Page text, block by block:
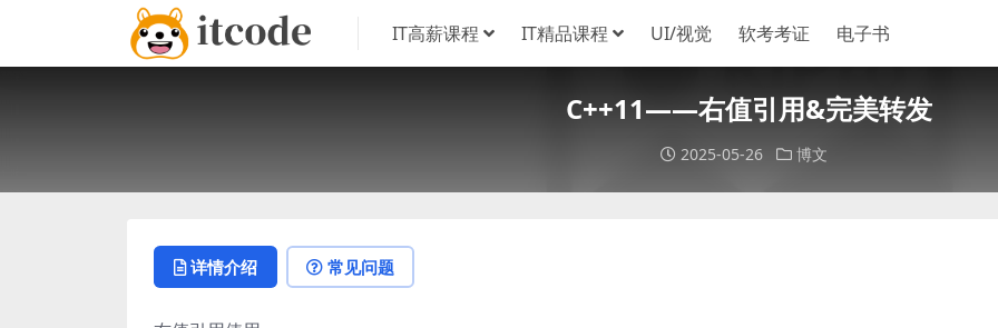
IT高薪课程 IT精品课程 UI/视觉 软考考证 电子书
C++11——右值引用&完美转发
2025-05-26 博文
详情介绍 常见问题